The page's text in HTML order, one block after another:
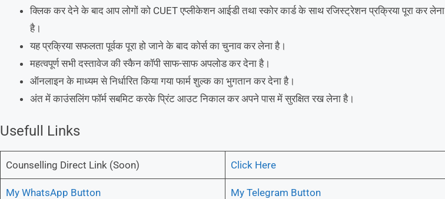
क्लिक कर देने के बाद आप लोगों को CUET एप्लीकेशन आईडी तथा स्कोर कार्ड के साथ रजिस्ट्रेशन प्रक्रिया पूरा कर लेना
है।
यह प्रक्रिया सफलता पूर्वक पूरा हो जाने के बाद कोर्स का चुनाव कर लेना है।
महत्वपूर्ण सभी दस्तावेज की स्कैन कॉपी साफ-साफ अपलोड कर देना है।
ऑनलाइन के माध्यम से निर्धारित किया गया फार्म शुल्क का भुगतान कर देना है।
अंत में काउंसलिंग फॉर्म सबमिट करके प्रिंट आउट निकाल कर अपने पास में सुरक्षित रख लेना है।
Usefull Links
Counselling Direct Link (Soon) Click Here
My WhatsApp Button My Telegram Button